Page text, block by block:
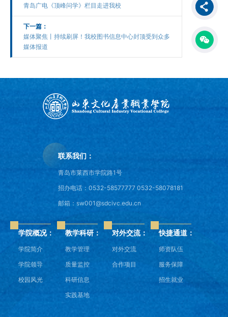
青岛广电《顶峰问学》栏目走进我校
下一篇：
媒体聚焦丨持续刷屏！我校图书信息中心封顶受到众多
媒体报道
联系我们：
青岛市莱西市学院路1号
招办电话：0532-58577777 0532-58078181
邮箱：sw001@sdcivc.edu.cn
学院概况：
学院简介
学院领导
校园风光
教学科研：
教学管理
质量监控
科研信息
实践基地
对外交流：
对外交流
合作项目
快捷通道：
师资队伍
服务保障
招生就业